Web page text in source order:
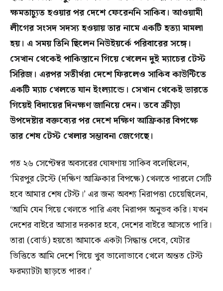
ক্ষমতাচ্যুত হওয়ার পর দেশে ফেরেননি সাকিব। আওয়ামী
লীগের সংসদ সদস্য হওয়ায় তার নামে একটি হত্যা মামলা
হয়। এ সময় তিনি ছিলেন নিউইয়র্কে পরিবারের সঙ্গে।
সেখান থেকেই পাকিস্তানে গিয়ে খেলেন দুই ম্যাচের টেস্ট
সিরিজ। এরপর সতীর্থরা দেশে ফিরলেও সাকিব কাউন্টিতে
একটি ম্যাচ খেলতে যান ইংল্যান্ডে। সেখান থেকেই ভারতে
গিয়েই বিদায়ের দিনক্ষণ জানিয়ে দেন। তবে ক্রীড়া
উপদেষ্টার বক্তব্যের পর দেশে দক্ষিণ আফ্রিকার বিপক্ষে
তার শেষ টেস্ট খেলার সম্ভাবনা জেগেছে।
গত ২৬ সেপ্টেম্বর অবসরের ঘোষণায় সাকিব বলেছিলেন,
‘মিরপুর টেস্টে (দক্ষিণ আফ্রিকার বিপক্ষে) খেলতে পারলে সেটি
হবে আমার শেষ টেস্ট।’ এর জন্য অবশ্য নিরাপত্তা চেয়েছিলেন,
‘আমি যেন গিয়ে খেলতে পারি এবং নিরাপদ অনুভব করি। যখন
দেশের বাইরে আসার দরকার হবে, দেশের বাইরে আসতে পারি।
তারা (বোর্ড) হয়তো আমাকে একটা সিদ্ধান্ত দেবে, যেটার
ভিত্তিতে আমি দেশে গিয়ে খুব ভালোভাবে খেলে অন্তত টেস্ট
ফরম্যাটটা ছাড়তে পারব।’